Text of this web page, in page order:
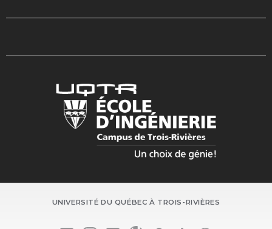
UNIVERSITÉ DU QUÉBEC À TROIS-RIVIÈRES